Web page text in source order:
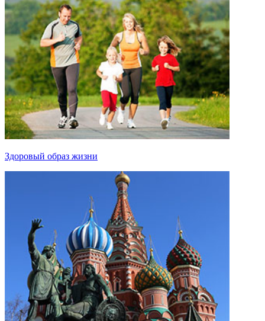
Здоровый образ жизни